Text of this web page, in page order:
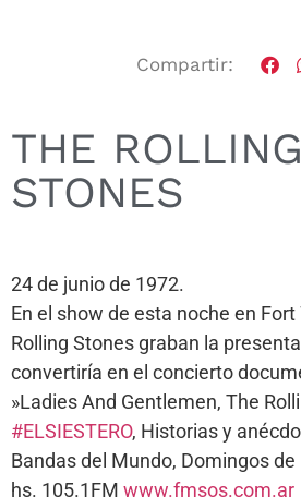
Compartir:
THE ROLLING
STONES
24 de junio de 1972.
En el show de esta noche en
Rolling Stones graban la
convertiría en el concierto
»Ladies And Gentlemen, The
#ELSIESTERO, Historias y
Bandas del Mundo, Domingos
hs. 105.1FM www.fmsos.com.ar